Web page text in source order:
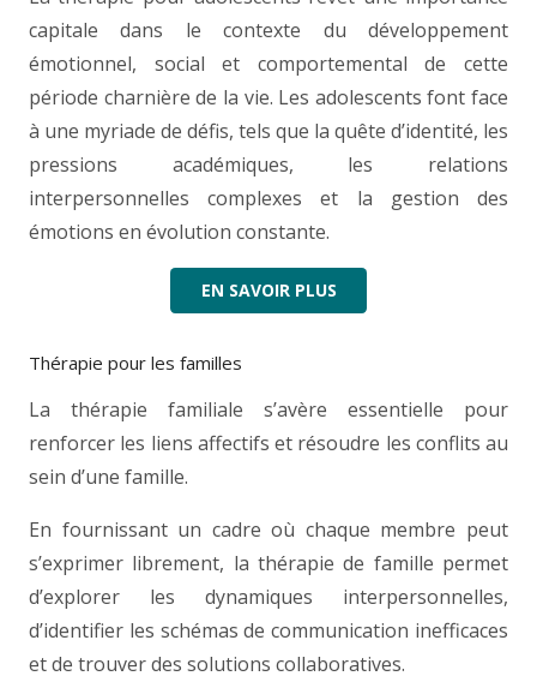
capitale dans le contexte du développement
émotionnel, social et comportemental de cette
période charnière de la vie. Les adolescents font face
à une myriade de défis, tels que la quête d’identité, les
pressions académiques, les relations
interpersonnelles complexes et la gestion des
émotions en évolution constante.
EN SAVOIR PLUS
Thérapie pour les familles
La thérapie familiale s’avère essentielle pour
renforcer les liens affectifs et résoudre les conflits au
sein d’une famille.
En fournissant un cadre où chaque membre peut
s’exprimer librement, la thérapie de famille permet
d’explorer les dynamiques interpersonnelles,
d’identifier les schémas de communication inefficaces
et de trouver des solutions collaboratives.